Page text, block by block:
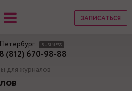
ЗАПИСАТЬСЯ
Петербург BUSINESS
8 (812) 670-98-88
для журналов